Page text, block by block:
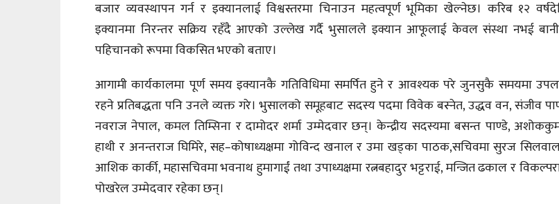
बजार व्यवस्थापन गर्न र इक्यानलाई विश्वस्तरमा चिनाउन महत्वपूर्ण भूमिका खेल्नेछ। करिब १२
इक्यानमा निरन्तर सक्रिय रहँदै आएको उल्लेख गर्दै भुसालले इक्यान आफूलाई केवल संस्था नभई
पहिचानको रूपमा विकसित भएको बताए।
आगामी कार्यकालमा पूर्ण समय इक्यानकै गतिविधिमा समर्पित हुने र आवश्यक परे जुनसुकै समयमा
रहने प्रतिबद्धता पनि उनले व्यक्त गरे। भुसालको समूहबाट सदस्य पदमा विवेक बस्नेत, उद्धव वन, संजीव
नवराज नेपाल, कमल तिम्सिना र दामोदर शर्मा उम्मेदवार छन्। केन्द्रीय सदस्यमा बसन्त पाण्डे,
हाथी र अनन्तराज घिमिरे, सह–कोषाध्यक्षमा गोविन्द खनाल र उमा खड्का पाठक,सचिवमा सुरज
आशिक कार्की, महासचिवमा भवनाथ हुमागाईं तथा उपाध्यक्षमा रत्नबहादुर भट्टराई, मन्जित ढकाल र
पोखरेल उम्मेदवार रहेका छन्।